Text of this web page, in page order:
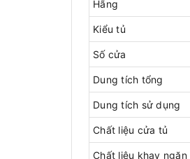
Hãng
Kiểu tủ
Số cửa
Dung tích tổng
Dung tích sử dụng
Chất liệu cửa tủ
Chất liệu khay ngăn